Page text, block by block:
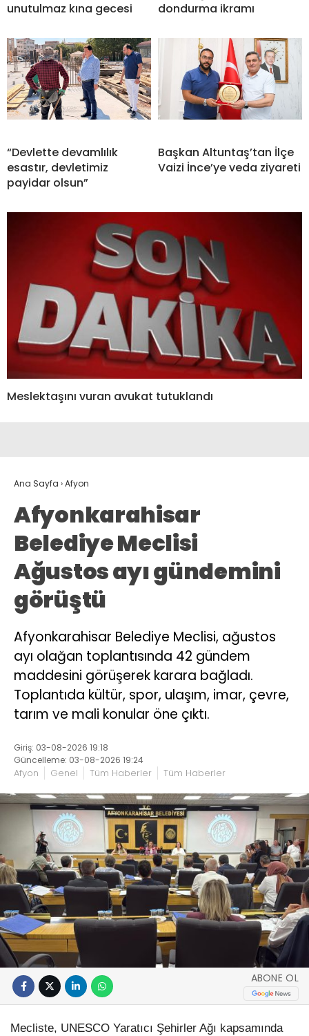
unutulmaz kına gecesi
dondurma ikramı
“Devlette devamlılık
esastır, devletimiz
payidar olsun”
Başkan Altuntaş’tan İlçe
Vaizi İnce’ye veda ziyareti
Meslektaşını vuran avukat tutuklandı
Ana Sayfa ›Afyon
Afyonkarahisar
Belediye Meclisi
Ağustos ayı gündemini
görüştü
Afyonkarahisar Belediye Meclisi, ağustos
ayı olağan toplantısında 42 gündem
maddesini görüşerek karara bağladı.
Toplantıda kültür, spor, ulaşım, imar, çevre,
tarım ve mali konular öne çıktı.
Giriş: 03-08-2026 19:18
Güncelleme: 03-08-2026 19:24
Afyon Genel Tüm Haberler Tüm Haberler
ABONE OL
Mecliste, UNESCO Yaratıcı Şehirler Ağı kapsamında